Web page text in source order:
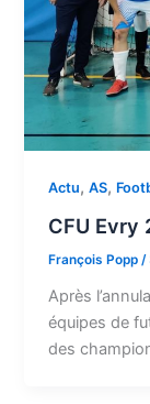
Actu,AS,
CFU Evry
François Popp/
Après
équipes de
des